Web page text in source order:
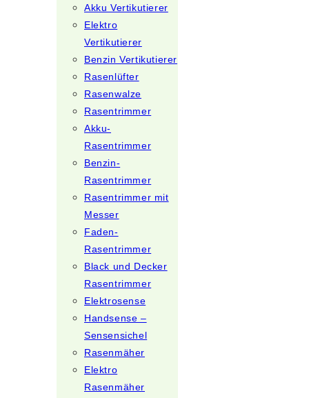
Akku Vertikutierer
Elektro
Vertikutierer
Benzin Vertikutierer
Rasenlüfter
Rasenwalze
Rasentrimmer
Akku-
Rasentrimmer
Benzin-
Rasentrimmer
Rasentrimmer mit
Messer
Faden-
Rasentrimmer
Black und Decker
Rasentrimmer
Elektrosense
Handsense –
Sensensichel
Rasenmäher
Elektro
Rasenmäher